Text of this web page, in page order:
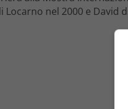
Locarno nel 2000 e David